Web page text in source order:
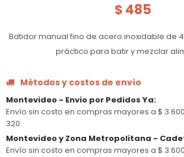
$ 485
Batidor manual fino de acero inoxidable de
práctico para batir y mezclar
Métodos y costos de envío
Montevideo - Envio por Pedidos Ya:
Envío sin costo en compras mayores a $
320.
Montevideo y Zona Metropolitana -
Envío sin costo en compras mayores a $